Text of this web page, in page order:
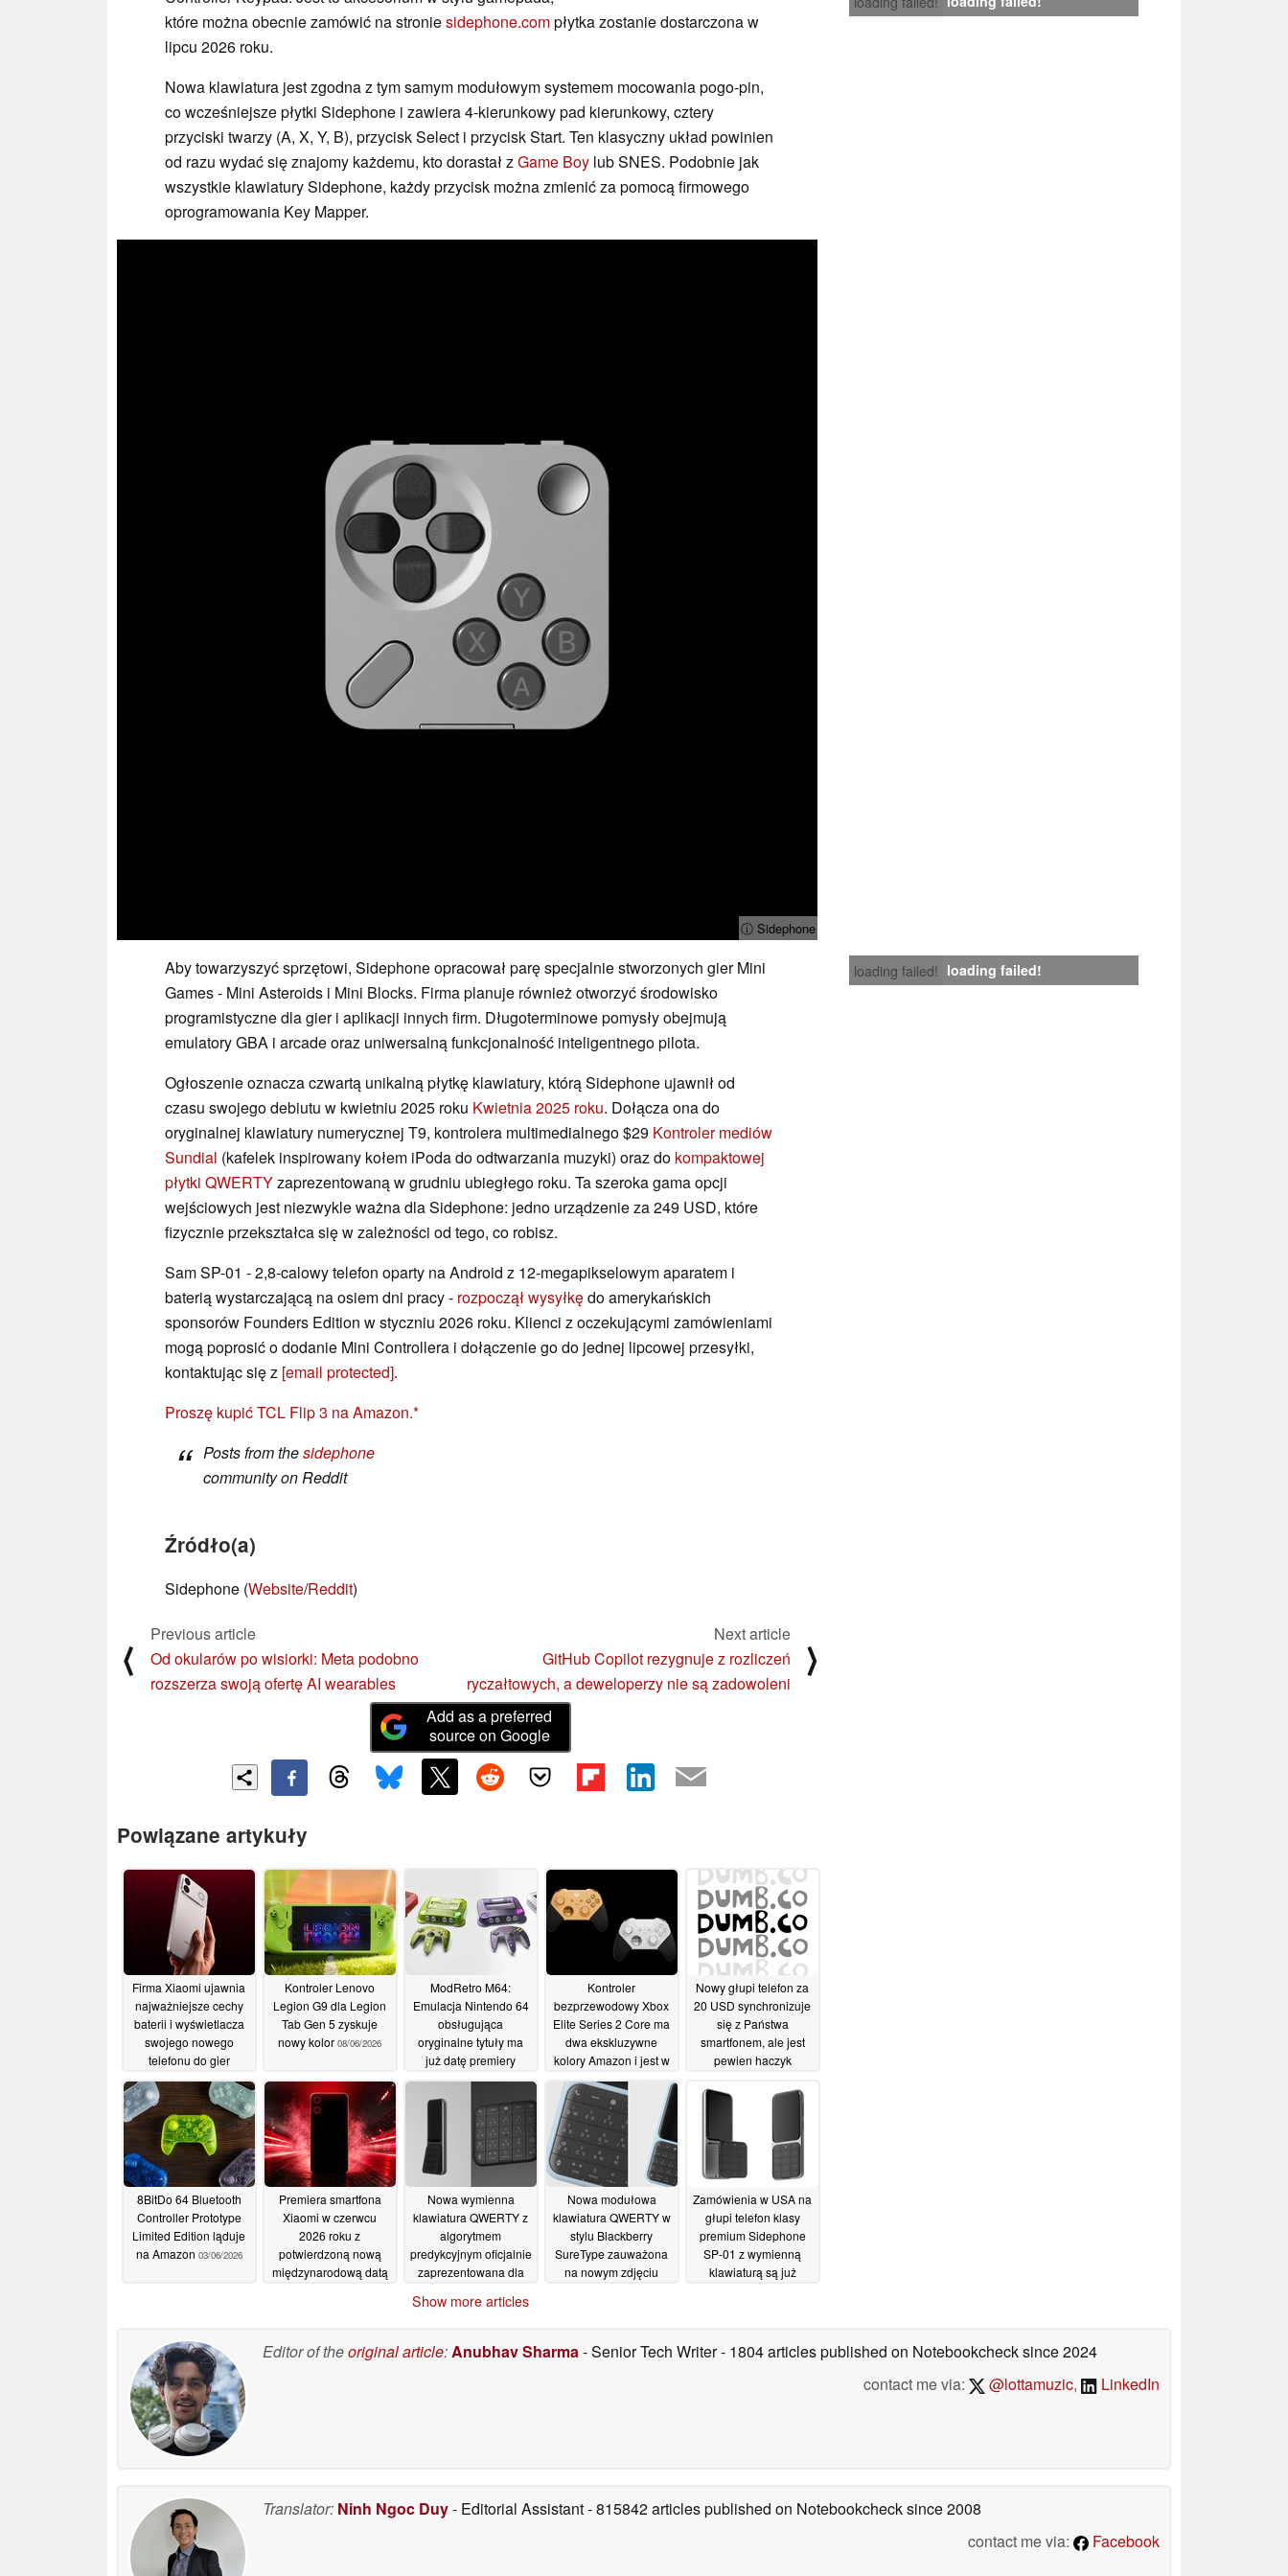
które można obecnie zamówić na stroniesidephone.compłytka zostanie dostarczona w
lipcu 2026 roku.
Nowa klawiatura jest zgodna z tym samym modułowym systemem mocowania pogo-pin,
co wcześniejsze płytki Sidephone i zawiera 4-kierunkowy pad kierunkowy, cztery
przyciski twarzy (A, X, Y, B), przycisk Select i przycisk Start. Ten klasyczny układ powinien
od razu wydać się znajomy każdemu, kto dorastał zGame Boy lub SNES. Podobnie jak
wszystkie klawiatury Sidephone, każdy przycisk można zmienić za pomocą firmowego
oprogramowania Key Mapper.
ⓘ Sidephone
loading failed! loading failed!
Aby towarzyszyć sprzętowi, Sidephone opracował parę specjalnie stworzonych gier Mini
Games - Mini Asteroids i Mini Blocks. Firma planuje również otworzyć środowisko
programistyczne dla gier i aplikacji innych firm. Długoterminowe pomysły obejmują
emulatory GBA i arcade oraz uniwersalną funkcjonalność inteligentnego pilota.
Ogłoszenie oznacza czwartą unikalną płytkę klawiatury, którą Sidephone ujawnił od
czasu swojego debiutu w kwietniu 2025 roku Kwietnia 2025 roku. Dołącza ona do
oryginalnej klawiatury numerycznej T9, kontrolera multimedialnego $29 Kontroler mediów
Sundial (kafelek inspirowany kołem iPoda do odtwarzania muzyki) oraz do kompaktowej
płytki QWERTYzaprezentowaną w grudniu ubiegłego roku. Ta szeroka gama opcji
wejściowych jest niezwykle ważna dla Sidephone: jedno urządzenie za 249 USD, które
fizycznie przekształca się w zależności od tego, co robisz.
Sam SP-01 - 2,8-calowy telefon oparty na Android z 12-megapikselowym aparatem i
baterią wystarczającą na osiem dni pracy - rozpoczął wysyłkędo amerykańskich
sponsorów Founders Edition w styczniu 2026 roku. Klienci z oczekującymi zamówieniami
mogą poprosić o dodanie Mini Controllera i dołączenie go do jednej lipcowej przesyłki,
kontaktując się z [email protected].
Proszę kupić TCL Flip 3 na Amazon.
Posts from thesidephone
community on Reddit
Źródło(a)
Sidephone (Website/Reddit)
⟨
Previous article
Od okularów po wisiorki: Meta podobno
rozszerza swoją ofertę AI wearables
Next article
GitHub Copilot rezygnuje z rozliczeń
ryczałtowych, a deweloperzy nie są zadowoleni
⟩
Add as a preferred
source on Google
Powiązane artykuły
Firma Xiaomi ujawnia
najważniejsze cechy
baterii i wyświetlacza
swojego nowego
telefonu do gier
25/06/2026
Kontroler Lenovo
Legion G9 dla Legion
Tab Gen 5 zyskuje
nowy kolor 08/06/2026
ModRetro M64:
Emulacja Nintendo 64
obsługująca
oryginalne tytuły ma
już datę premiery
05/06/2026
Kontroler
bezprzewodowy Xbox
Elite Series 2 Core ma
dwa ekskluzywne
kolory Amazon i jest w
sprzedaży04/06/2026
Nowy głupi telefon za
20 USD synchronizuje
się z Państwa
smartfonem, ale jest
pewien haczyk
8BitDo 64 Bluetooth
Controller Prototype
Limited Edition ląduje
na Amazon 03/06/2026
Premiera smartfona
Xiaomi w czerwcu
2026 roku z
potwierdzoną nową
międzynarodową datą
Nowa wymienna
klawiatura QWERTY z
algorytmem
predykcyjnym oficjalnie
zaprezentowana dla
Sidephone SP-01
Nowa modułowa
klawiatura QWERTY w
stylu Blackberry
SureType zauważona
na nowym zdjęciu
Zamówienia w USA na
głupi telefon klasy
premium Sidephone
SP-01 z wymienną
klawiaturą są już
Show more articles
Editor of theoriginal article:Anubhav Sharma- Senior Tech Writer- 1804 articles published on Notebookchecksince 2024
contact me via:
@lottamuzic, LinkedIn
Translator: Ninh Ngoc Duy- Editorial Assistant- 815842 articles published on Notebookchecksince 2008
contact me via:
Facebook